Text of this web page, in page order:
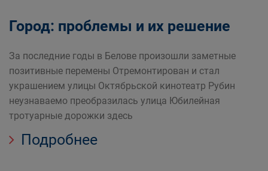
Город: проблемы и их решение
За последние годы в Белове произошли заметные
позитивные перемены Отремонтирован и стал
украшением улицы Октябрьской кинотеатр Рубин
неузнаваемо преобразилась улица Юбилейная
тротуарные дорожки здесь
Подробнее